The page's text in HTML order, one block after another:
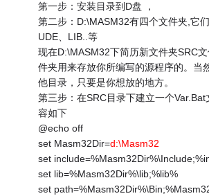
第一步：安装目录到D盘 ，
第二步：D:\MASM32有四个文件夹,它
UDE、LIB..等
现在D:\MASM32下简历新文件夹SRC
件夹用来存放你所编写的源程序的。当
他目录，只要是你想放的地方。
第三步：在SRC目录下建立一个Var.Bat
容如下
@echo off
set Masm32Dir=d:\Masm32
set
set lib=%Masm32Dir%\lib;%lib%
set